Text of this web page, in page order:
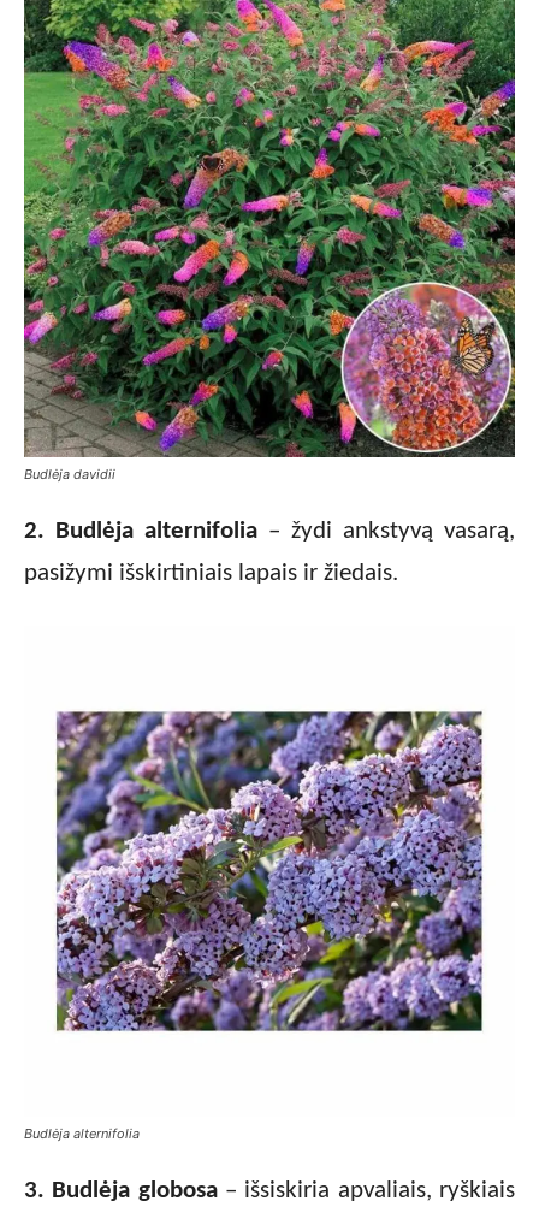
Budlėja davidii
2. Budlėja alternifolia – žydi ankstyvą vasarą,
pasižymi išskirtiniais lapais ir žiedais.
Budlėja alternifolia
3. Budlėja globosa– išsiskiria apvaliais, ryškiais